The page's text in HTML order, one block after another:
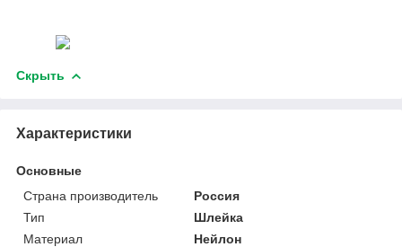
Скрыть
Характеристики
Основные
Страна производитель
Россия
Тип
Шлейка
Материал
Нейлон